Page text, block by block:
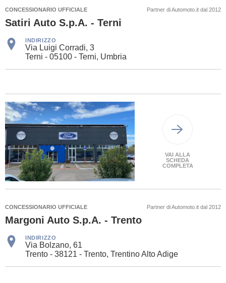
CONCESSIONARIO UFFICIALE Partner di Automoto.it dal 2012
Satiri Auto S.p.A. - Terni
INDIRIZZO
Via Luigi Corradi, 3
Terni - 05100 - Terni, Umbria
VAI ALLA
SCHEDA
COMPLETA
CONCESSIONARIO UFFICIALE Partner di Automoto.it dal 2012
Margoni Auto S.p.A. - Trento
INDIRIZZO
Via Bolzano, 61
Trento - 38121 - Trento, Trentino Alto Adige